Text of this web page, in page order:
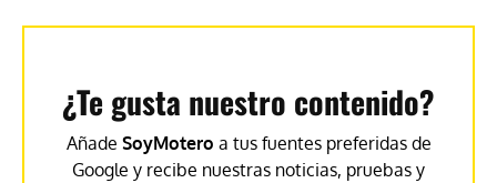
¿Te gusta nuestro contenido?
Añade SoyMotero a tus fuentes preferidas de
Google y recibe nuestras noticias, pruebas y